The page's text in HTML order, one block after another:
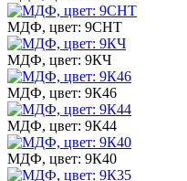
МДФ, цвет: 9СНТ
МДФ, цвет: 9КЧ
МДФ, цвет: 9К46
МДФ, цвет: 9К44
МДФ, цвет: 9К40